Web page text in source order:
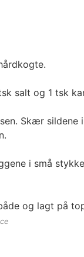
salt og 1 tsk
Skær sildene
i små
og lagt på